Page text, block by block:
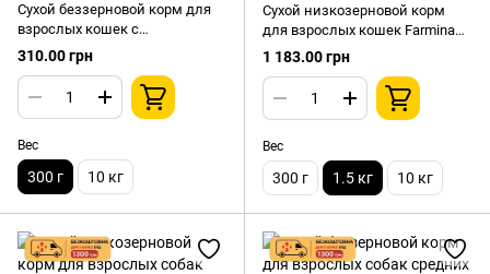
Сухой беззерновой корм для
взрослых кошек с
чувствительным
пищеварением Farmina N&D
Prime Cat Grain Free Lamb &
Blueberry с ягненком и
310.00 грн
Вес
300 г 10 кг
Сухой низкозерновой корм
для взрослых кошек Farmina
N&D Ancestral Grain Cat Low
Grain Lamb & Blueberry с
ягненком, овсом, спельтой и
черникой, 5 кг
1 183.00 грн
Вес
300 г 1.5 кг 10 кг